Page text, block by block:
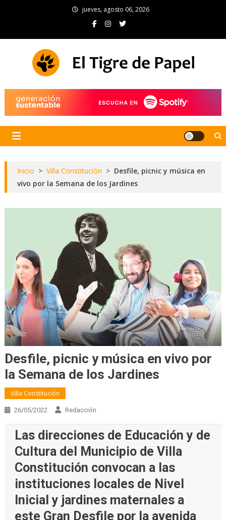
jueves, agosto 06, 2026
Inicio > Villa Constitución > Desfile, picnic y música en
vivo por la Semana de los Jardines
Desfile, picnic y música en vivo por
la Semana de los Jardines
Villa Constitución
26/05/2022 Redacción
Las direcciones de Educación y de
Cultura del Municipio de Villa
Constitución convocan a las
instituciones locales de Nivel
Inicial y jardines maternales a
este Gran Desfile por la avenida